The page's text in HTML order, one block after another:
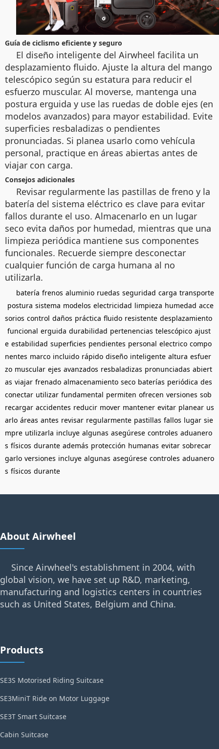
Guía de ciclismo eficiente y seguro
El diseño inteligente del Airwheel facilita un
desplazamiento fluido. Ajuste la altura del mango
telescópico según su estatura para reducir el
esfuerzo muscular. Al moverse, mantenga una
postura erguida y use las ruedas de doble ejes (en
modelos avanzados) para mayor estabilidad. Evite
superficies resbaladizas o pendientes
pronunciadas. Si planea usarlo como vehícula
personal, practique en áreas abiertas antes de
viajar con carga.
Consejos adicionales
Revisar regularmente las pastillas de freno y la
batería del sistema eléctrico es clave para evitar
fallos durante el uso. Almacenarlo en un lugar
seco evita daños por humedad, mientras que una
limpieza periódica mantiene sus componentes
funcionales. Recuerde siempre desconectar
cualquier función de carga humana al no
utilizarla.
batería frenos aluminio ruedas seguridad carga transporte
postura sistema modelos electricidad limpieza humedad acce
sorios control daños práctica fluido resistente desplazamiento
funcional erguida durabilidad pertenencias telescópico ajust
e estabilidad superficies pendientes personal electrico compo
nentes marco incluido rápido diseño inteligente altura esfuer
zo muscular ejes avanzados resbaladizas pronunciadas abiert
as viajar frenado almacenamiento seco baterías periódica des
conectar utilizar fundamental permiten ofrecen versiones sob
recargar accidentes reducir mover mantener evitar planear us
arlo áreas antes revisar regularmente pastillas fallos lugar sie
mpre utilizarla incluye algunas asegúrese controles aduanero
s físicos durante además protección humanas evitar sobrecar
garlo versiones incluye algunas asegúrese controles aduanero
s físicos durante
About Airwheel
Since Airwheel's establishment in 2004, with
global vision, we have set up R&D, marketing,
manufacturing and logistics centers in countries
such as United States, Belgium and China.
Products
SE3S Motorised Riding Suitcase
SE3MiniT Ride on Motor Luggage
SE3T Smart Suitcase
Cabin Suitcase